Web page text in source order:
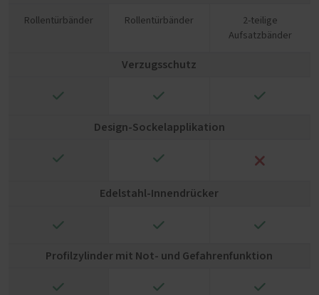
Rollentürbänder Rollentürbänder
2-teilige
Aufsatzbänder
Verzugsschutz
✓ ✓ ✓
Design-Sockelapplikation
✓ ✓ ❌
Edelstahl-Innendrücker
✓ ✓ ✓
Profilzylinder mit Not- und Gefahrenfunktion
✓ ✓ ✓